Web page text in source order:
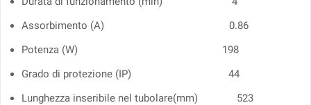
Assorbimento (A) 0.86
Potenza (W) 198
Grado di protezione (IP) 44
Lunghezza inseribile nel tubolare(mm) 523